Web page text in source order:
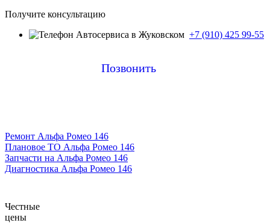
Получите консультацию
+7 (910) 425 99-55
Позвонить
Ремонт Альфа Ромео 146
Плановое ТО Альфа Ромео 146
Запчасти на Альфа Ромео 146
Диагностика Альфа Ромео 146
Честные
цены